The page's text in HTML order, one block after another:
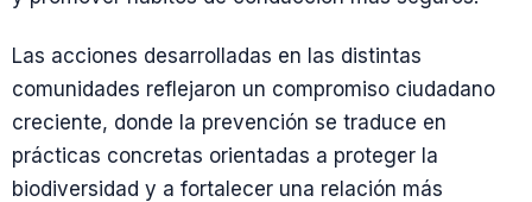
Las acciones desarrolladas en las distintas
comunidades reflejaron un compromiso ciudadano
creciente, donde la prevención se traduce en
prácticas concretas orientadas a proteger la
biodiversidad y a fortalecer una relación más